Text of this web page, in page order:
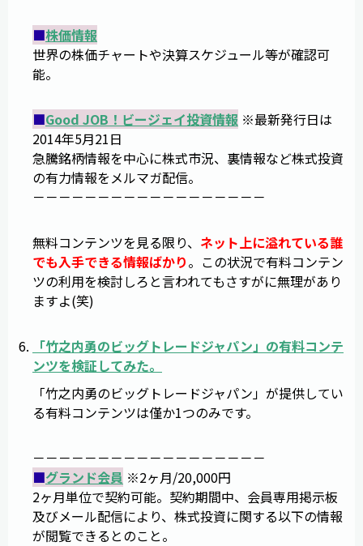
■株価情報
世界の株価チャートや決算スケジュール等が確認可
能。
■Good JOB！ビージェイ投資情報 ※最新発行日は
2014年5月21日
急騰銘柄情報を中心に株式市況、裏情報など株式投資
の有力情報をメルマガ配信。
－－－－－－－－－－－－－－－－－－
無料コンテンツを見る限り、 ネット上に溢れている誰
でも入手できる情報ばかり。この状況で有料コンテン
ツの利用を検討しろと言われてもさすがに無理があり
ますよ(笑)
「竹之内勇のビッグトレードジャパン 」の有料コンテ
ンツを検証してみた。
「竹之内勇のビッグトレードジャパン」が提供してい
る有料コンテンツは僅か1つのみです。
－－－－－－－－－－－－－－－－－－
■グランド会員 ※2ヶ月/20,000円
2ヶ月単位で契約可能。契約期間中、会員専用掲示板
及びメール配信により、株式投資に関する以下の情報
が閲覧できるとのこと。